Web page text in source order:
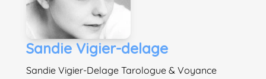
Sandie Vigier-delage
Sandie Vigier-Delage Tarologue & Voyance